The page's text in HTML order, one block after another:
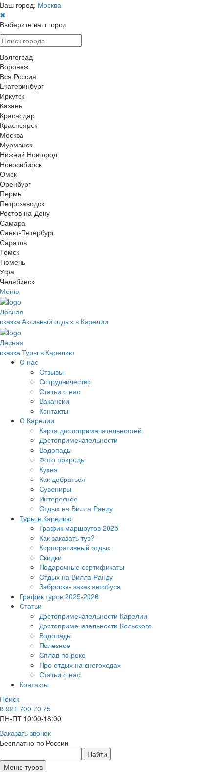
Ваш город: Москва
✖
Выберите ваш город
Волгоград
Воронеж
Вся Россия
Екатеринбург
Иркутск
Казань
Краснодар
Красноярск
Москва
Мурманск
Нижний Новгород
Новосибирск
Омск
Оренбург
Пермь
Петрозаводск
Ростов-на-Дону
Самара
Санкт-Петербург
Саратов
Томск
Тюмень
Уфа
Челябинск
Меню
Лесная
сказка Активный отдых в Карелии
Лесная
сказка Туры в Карелию
О нас
Отзывы
Сотрудничество
Статьи о нас
Вакансии
Контакты
О Карелии
Карта достопримечательностей
Достопримечательности
Водопады
Фото природы
Кухня
Как добраться
Сувениры
Интересное
Отдых на Вилла Ранду
Туры в Карелию
График маршрутов 2025
Как заказать тур?
Корпоративный отдых
Скидки
Подарочные сертификаты
Отдых на Вилла Ранду
Заброска- заказ автобуса
График туров 2025-2026
Статьи
Достопримечательности Карелии
Достопримечательности Кольского
Водопады
Полезное
Сплав по реке
Про отдых на снегоходах
Статьи о нас
Контакты
Поиск
8 921 700 70 75
ПН-ПТ 10:00-18:00
Заказать звонок
Бесплатно по России
Найти
Меню туров